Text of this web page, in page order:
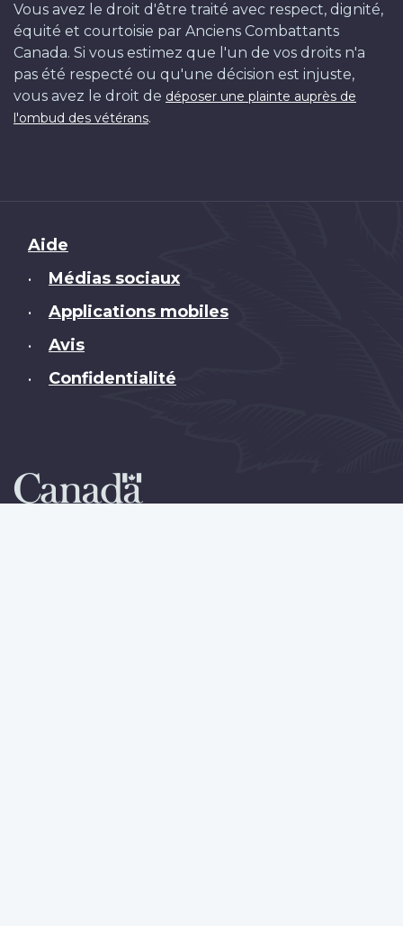
Vous avez le droit d'être traité avec respect, dignité,
équité et courtoisie par Anciens Combattants
Canada. Si vous estimez que l'un de vos droits n'a
pas été respecté ou qu'une décision est injuste,
vous avez le droit de déposer une plainte auprès de
l'ombud des vétérans.
Brand
Aide
• Médias sociaux
• Applications mobiles
• Avis
• Confidentialité